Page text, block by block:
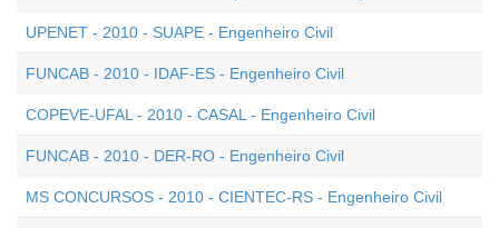
UPENET - 2010 - SUAPE - Engenheiro Civil
FUNCAB - 2010 - IDAF-ES - Engenheiro Civil
COPEVE-UFAL - 2010 - CASAL - Engenheiro Civil
FUNCAB - 2010 - DER-RO - Engenheiro Civil
MS CONCURSOS - 2010 - CIENTEC-RS - Engenheiro Civil